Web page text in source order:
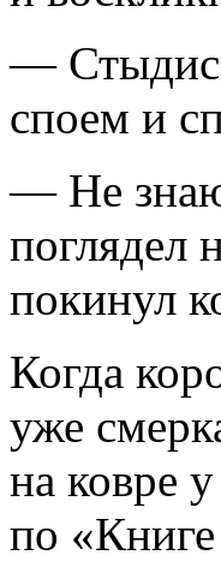
—
споем и
— Не
поглядел
покинул
Когда
уже
на ковре
по